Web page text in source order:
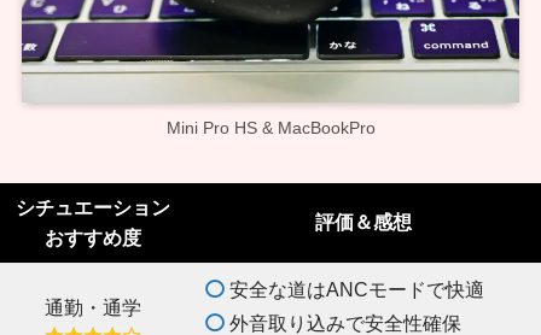
Mini Pro HS & MacBookPro
シチュエーション
おすすめ度
評価＆感想
通勤・通学
安全な道はANCモードで快適
外音取り込みで安全性確保